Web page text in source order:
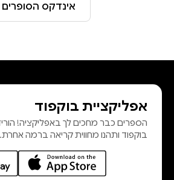
אינדקס הסופרים
אפליקציית בוקפוד
הספרים כבר מחכים לך באפליקציה!
בוקפוד ותהנו מחווית קריאה ברמה אחרת.